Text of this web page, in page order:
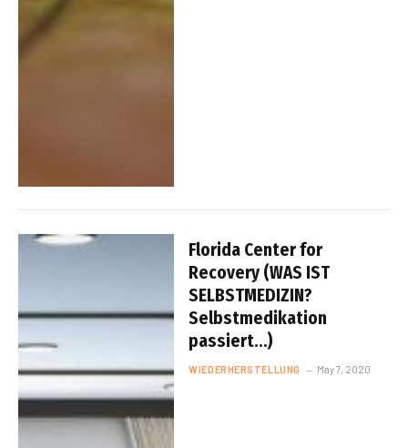
Florida Center for
Recovery (WAS IST
SELBSTMEDIZIN?
Selbstmedikation
passiert…)
WIEDERHERSTELLUNG May 7, 2020